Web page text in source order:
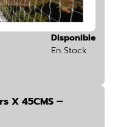
Disponible
En Stock
X 45CMS –